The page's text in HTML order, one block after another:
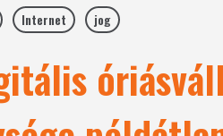
Internet jog